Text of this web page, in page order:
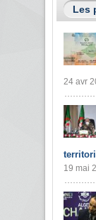
Les
24 avr
19 mai